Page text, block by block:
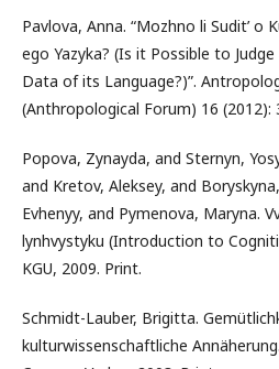
Pavlova, Anna. “Mozhno li Sudit’ o
ego Yazyka? (Is it Possible to
Data of its Language?)”.
(Anthropological Forum) 16 (2012):
Popova, Zynayda, and Sternyn,
and Kretov, Aleksey, and
Evhenyy, and Pymenova, Maryna.
lynhvystyku (Introduction to
KGU, 2009. Print.
Schmidt-Lauber, Brigitta.
kulturwissenschaftliche